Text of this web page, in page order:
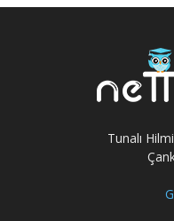
Tunalı